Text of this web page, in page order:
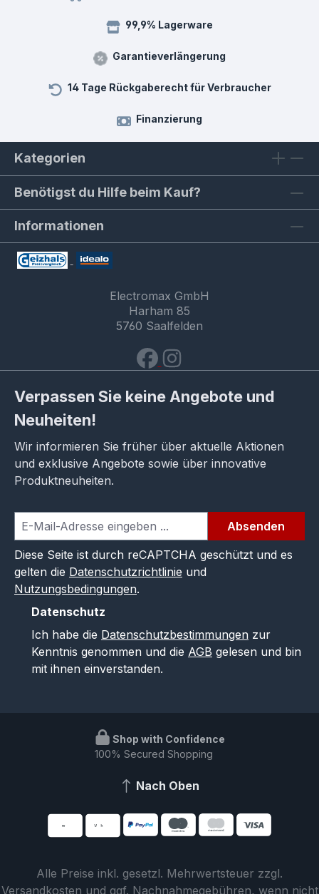
99,9% Lagerware
Garantieverlängerung
14 Tage Rückgaberecht für Verbraucher
Finanzierung
Kategorien
Benötigst du Hilfe beim Kauf?
Informationen
Electromax GmbH
Harham 85
5760 Saalfelden
Verpassen Sie keine Angebote und
Neuheiten!
Wir informieren Sie früher über aktuelle Aktionen
und exklusive Angebote sowie über innovative
Produktneuheiten.
Absenden
Diese Seite ist durch reCAPTCHA geschützt und es
gelten die Datenschutzrichtlinie und
Nutzungsbedingungen.
Datenschutz
Ich habe die Datenschutzbestimmungen zur
Kenntnis genommen und die AGB gelesen und bin
mit ihnen einverstanden.
Shop with Confidence
100% Secured Shopping
Nach Oben
Alle Preise inkl. gesetzl. Mehrwertsteuer zzgl.
Versandkosten und ggf. Nachnahmegebühren, wenn nicht